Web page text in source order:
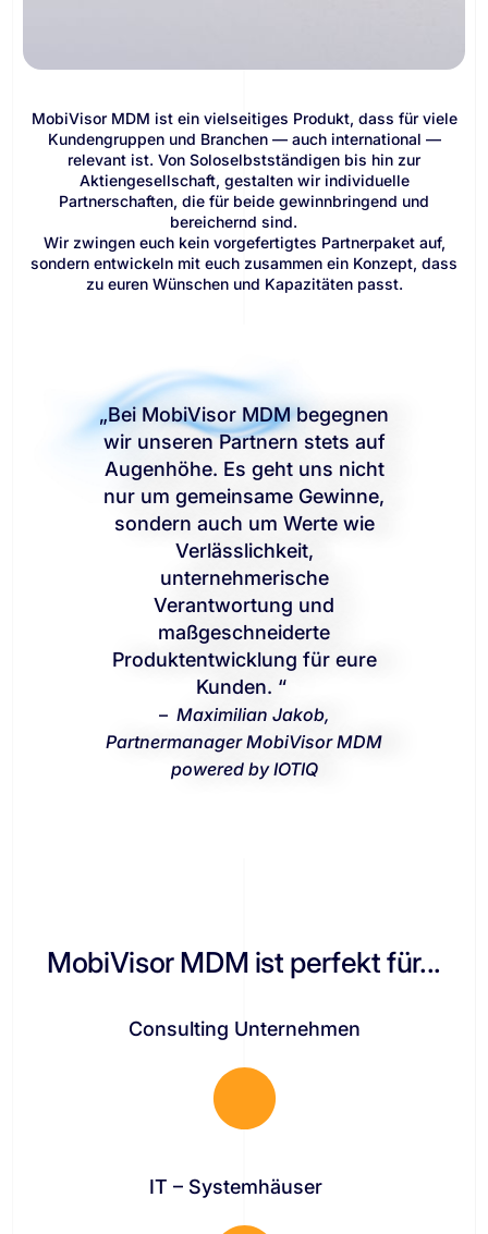
MobiVisor MDM ist ein vielseitiges Produkt, dass für viele
Kundengruppen und Branchen — auch international —
relevant ist. Von Soloselbstständigen bis hin zur
Aktiengesellschaft, gestalten wir individuelle
Partnerschaften, die für beide gewinnbringend und
bereichernd sind.
Wir zwingen euch kein vorgefertigtes Partnerpaket auf,
sondern entwickeln mit euch zusammen ein Konzept, dass
zu euren Wünschen und Kapazitäten passt.
„Bei MobiVisor MDM begegnen
wir unseren Partnern stets auf
Augenhöhe. Es geht uns nicht
nur um gemeinsame Gewinne,
sondern auch um Werte wie
Verlässlichkeit,
unternehmerische
Verantwortung und
maßgeschneiderte
Produktentwicklung für eure
Kunden. “
– Maximilian Jakob,
Partnermanager MobiVisor MDM
powered by IOTIQ
MobiVisor MDM ist perfekt für...
Consulting Unternehmen
IT – Systemhäuser